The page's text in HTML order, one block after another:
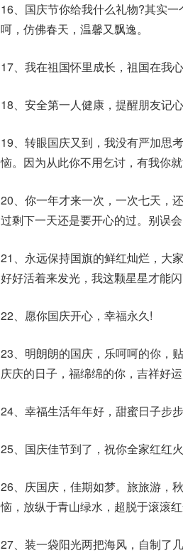
16、国庆节你给我什么礼物?其实
呵，仿佛春天，温馨又飘逸。
17、我在祖国怀里成长，祖国在我心
18、安全第一人健康，提醒朋友记
19、转眼国庆又到，我没有严加思
恼。因为从此你不用乞讨，有我你
20、你一年才来一次，一次七天，
过剩下一天还是要开心的过。别误会
21、永远保持国旗的鲜红灿烂，大
好好活着来发光，我这颗星星才能
22、愿你国庆开心，幸福永久!
23、明朗朗的国庆，乐呵呵的你，
庆庆的日子，福绵绵的你，吉祥好
24、幸福生活年年好，甜蜜日子步步
25、国庆佳节到了，祝你全家红红
26、庆国庆，佳期如梦。旅旅游，
恼，放纵于青山绿水，超脱于滚滚
27、装一袋阳光两把海风，自制了